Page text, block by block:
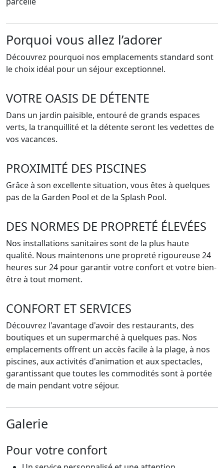
Porquoi vous allez l’adorer
Découvrez pourquoi nos emplacements standard sont
le choix idéal pour un séjour exceptionnel.
VOTRE OASIS DE DÉTENTE
Dans un jardin paisible, entouré de grands espaces
verts, la tranquillité et la détente seront les vedettes de
vos vacances.
PROXIMITÉ DES PISCINES
Grâce à son excellente situation, vous êtes à quelques
pas de la Garden Pool et de la Splash Pool.
DES NORMES DE PROPRETÉ ÉLEVÉES
Nos installations sanitaires sont de la plus haute
qualité. Nous maintenons une propreté rigoureuse 24
heures sur 24 pour garantir votre confort et votre bien-
être à tout moment.
CONFORT ET SERVICES
Découvrez l'avantage d'avoir des restaurants, des
boutiques et un supermarché à quelques pas. Nos
emplacements offrent un accès facile à la plage, à nos
piscines, aux activités d'animation et aux spectacles,
garantissant que toutes les commodités sont à portée
de main pendant votre séjour.
Galerie
Pour votre confort